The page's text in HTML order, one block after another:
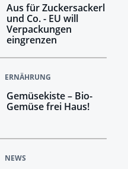
Aus für Zuckersackerl
und Co. - EU will
Verpackungen
eingrenzen
ERNÄHRUNG
Gemüsekiste – Bio-
Gemüse frei Haus!
NEWS